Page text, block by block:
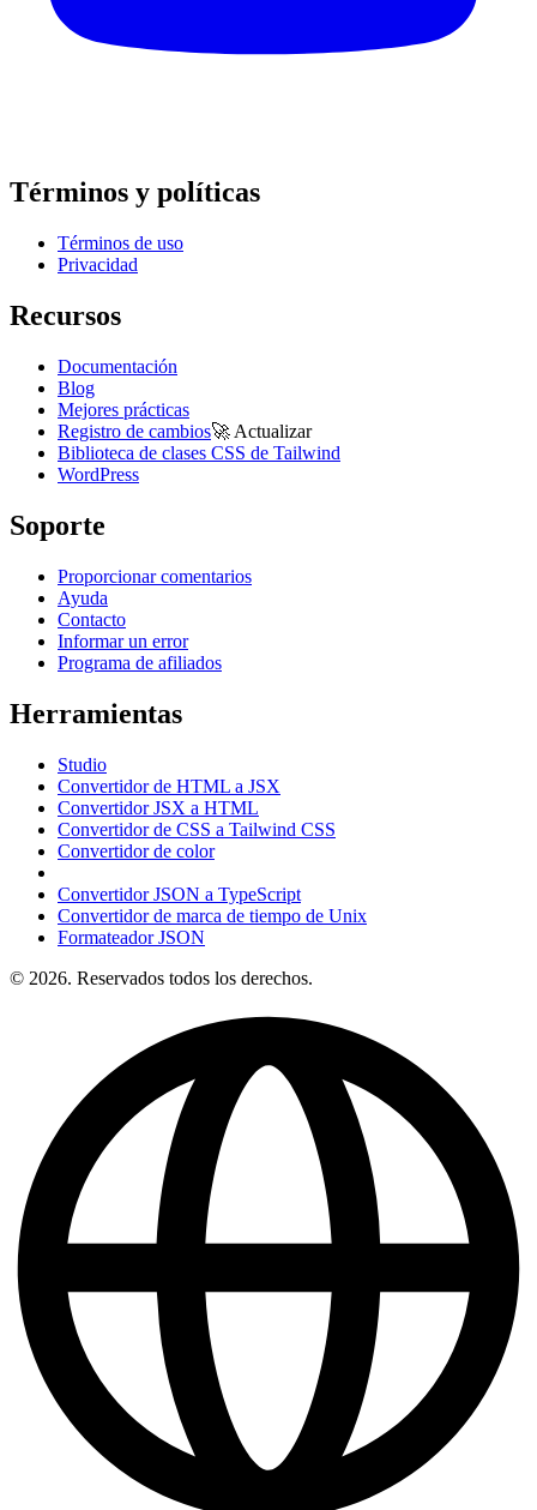
Términos y políticas
Términos de uso
Privacidad
Recursos
Documentación
Blog
Mejores prácticas
Registro de cambios🚀 Actualizar
Biblioteca de clases CSS de Tailwind
WordPress
Soporte
Proporcionar comentarios
Ayuda
Contacto
Informar un error
Programa de afiliados
Herramientas
Studio
Convertidor de HTML a JSX
Convertidor JSX a HTML
Convertidor de CSS a Tailwind CSS
Convertidor de color
Convertidor JSON a TypeScript
Convertidor de marca de tiempo de Unix
Formateador JSON
© 2026. Reservados todos los derechos.